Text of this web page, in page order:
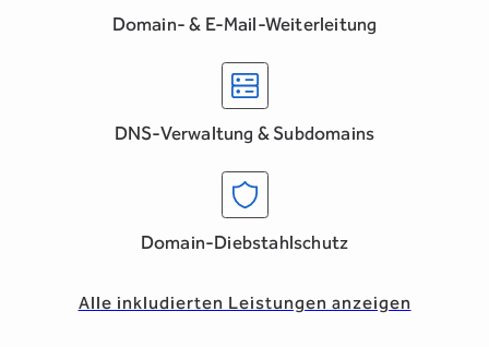
Domain- & E-Mail-Weiterleitung
DNS-Verwaltung & Subdomains
Domain-Diebstahlschutz
Alle inkludierten Leistungen anzeigen